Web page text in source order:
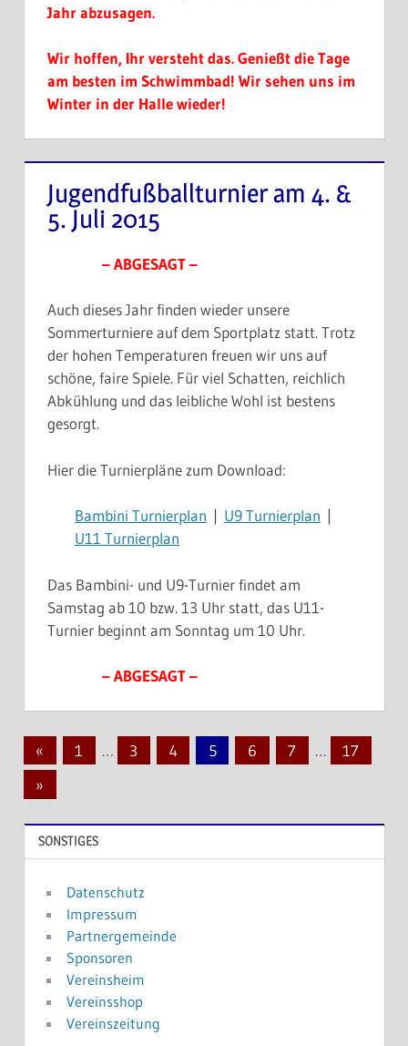
Jahr abzusagen.
Wir hoffen, Ihr versteht das. Genießt die Tage
am besten im Schwimmbad! Wir sehen uns im
Winter in der Halle wieder!
Jugendfußballturnier am 4. &
5. Juli 2015
– ABGESAGT –
Auch dieses Jahr finden wieder unsere
Sommerturniere auf dem Sportplatz statt. Trotz
der hohen Temperaturen freuen wir uns auf
schöne, faire Spiele. Für viel Schatten, reichlich
Abkühlung und das leibliche Wohl ist bestens
gesorgt.
Hier die Turnierpläne zum Download:
Bambini Turnierplan | U9 Turnierplan |
U11 Turnierplan
Das Bambini- und U9-Turnier findet am
Samstag ab 10 bzw. 13 Uhr statt, das U11-
Turnier beginnt am Sonntag um 10 Uhr.
– ABGESAGT –
Seitennummerierung
der
Beiträge
« Vorherige
Beiträge
1 … 3 4 5 6 7 …
17
Nächste
»
SONSTIGES
Datenschutz
Impressum
Partnergemeinde
Sponsoren
Vereinsheim
Vereinsshop
Vereinszeitung